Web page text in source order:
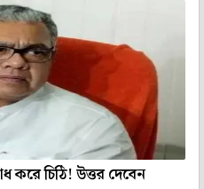
করে চিঠি! উত্তর দেবেন